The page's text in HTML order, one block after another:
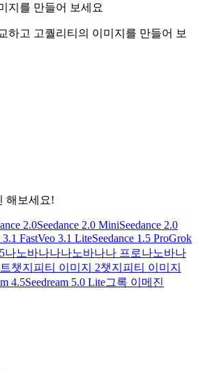
지를 만들어 보세요
하고 고퀄리티의 이미지를 만들어 보
해보세요!
2.0Seedance 2.0 MiniSeedance 2.0
3.1 FastVeo 3.1 LiteSeedance 1.5 ProGrok
나노바나나나노바나나 프로나노바나
챗지피티 이미지 2챗지피티 이미지
4.5Seedream 5.0 Lite그록 이메진